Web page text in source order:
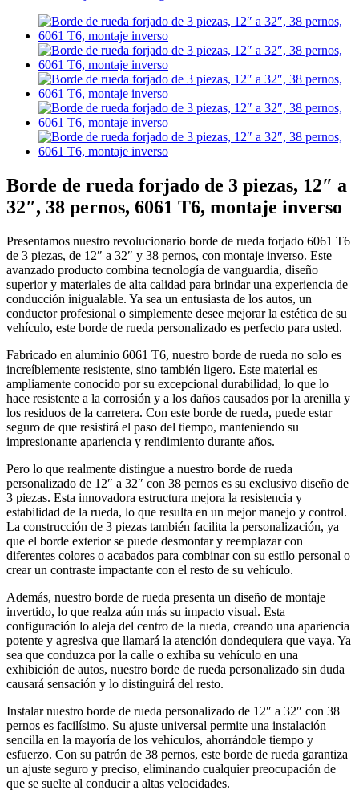
Borde de rueda forjado de 3 piezas, 12″ a
32″, 38 pernos, 6061 T6, montaje inverso
Presentamos nuestro revolucionario borde de rueda forjado 6061 T6
de 3 piezas, de 12″ a 32″ y 38 pernos, con montaje inverso. Este
avanzado producto combina tecnología de vanguardia, diseño
superior y materiales de alta calidad para brindar una experiencia de
conducción inigualable. Ya sea un entusiasta de los autos, un
conductor profesional o simplemente desee mejorar la estética de su
vehículo, este borde de rueda personalizado es perfecto para usted.
Fabricado en aluminio 6061 T6, nuestro borde de rueda no solo es
increíblemente resistente, sino también ligero. Este material es
ampliamente conocido por su excepcional durabilidad, lo que lo
hace resistente a la corrosión y a los daños causados por la arenilla y
los residuos de la carretera. Con este borde de rueda, puede estar
seguro de que resistirá el paso del tiempo, manteniendo su
impresionante apariencia y rendimiento durante años.
Pero lo que realmente distingue a nuestro borde de rueda
personalizado de 12″ a 32″ con 38 pernos es su exclusivo diseño de
3 piezas. Esta innovadora estructura mejora la resistencia y
estabilidad de la rueda, lo que resulta en un mejor manejo y control.
La construcción de 3 piezas también facilita la personalización, ya
que el borde exterior se puede desmontar y reemplazar con
diferentes colores o acabados para combinar con su estilo personal o
crear un contraste impactante con el resto de su vehículo.
Además, nuestro borde de rueda presenta un diseño de montaje
invertido, lo que realza aún más su impacto visual. Esta
configuración lo aleja del centro de la rueda, creando una apariencia
potente y agresiva que llamará la atención dondequiera que vaya. Ya
sea que conduzca por la calle o exhiba su vehículo en una
exhibición de autos, nuestro borde de rueda personalizado sin duda
causará sensación y lo distinguirá del resto.
Instalar nuestro borde de rueda personalizado de 12″ a 32″ con 38
pernos es facilísimo. Su ajuste universal permite una instalación
sencilla en la mayoría de los vehículos, ahorrándole tiempo y
esfuerzo. Con su patrón de 38 pernos, este borde de rueda garantiza
un ajuste seguro y preciso, eliminando cualquier preocupación de
que se suelte al conducir a altas velocidades.